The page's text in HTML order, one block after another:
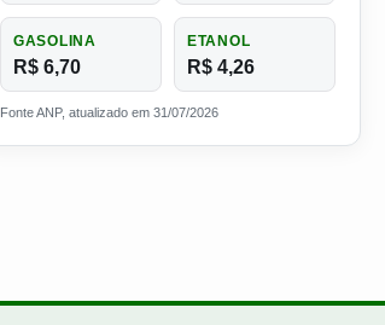
GASOLINA
R$ 6,70
ETANOL
R$ 4,26
Fonte ANP, atualizado em 31/07/2026